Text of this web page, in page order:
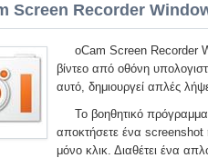
Screen Recorder
oCam Screen Recorder
βίντεο από οθόνη
αυτό, δημιουργεί απλές
Το βοηθητικό
αποκτήσετε ένα screenshot
μόνο κλικ. Διαθέτει ένα